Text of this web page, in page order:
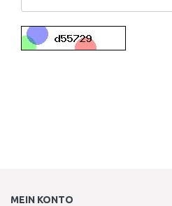
MEIN KONTO